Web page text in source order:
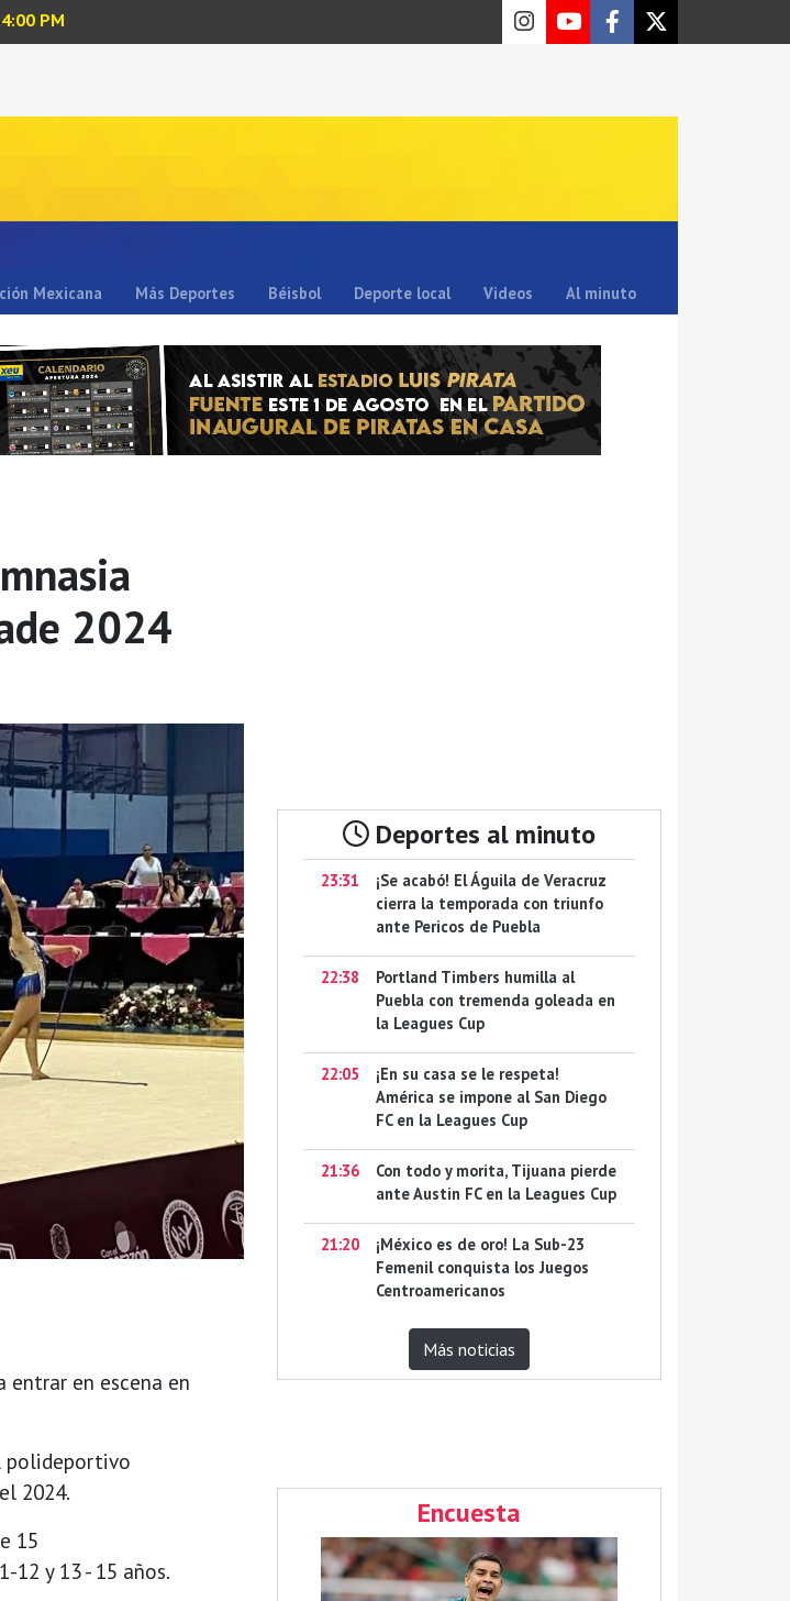
PM
Mexicana Más Deportes Béisbol Deporte local Videos Al minuto
2024
entrar en escena en
polideportivo
2024.
15
y 13 - 15 años.
Deportes al minuto
23:31
¡Se acabó! El Águila de Veracruz
cierra la temporada con triunfo
ante Pericos de Puebla
22:38
Portland Timbers humilla al
Puebla con tremenda goleada en
la Leagues Cup
22:05
¡En su casa se le respeta!
América se impone al San Diego
FC en la Leagues Cup
21:36
Con todo y morita, Tijuana pierde
ante Austin FC en la Leagues Cup
21:20
¡México es de oro! La Sub-23
Femenil conquista los Juegos
Centroamericanos
Más noticias
Encuesta